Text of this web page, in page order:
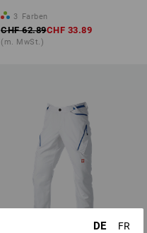
3 Farben
CHF 62.89CHF 33.89
(m. MwSt.)
DE
FR